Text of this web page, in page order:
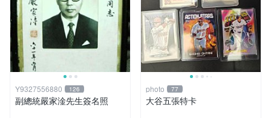
Y9327556880 126
副總統嚴家淦先生簽名照
photo 77
大谷五張特卡